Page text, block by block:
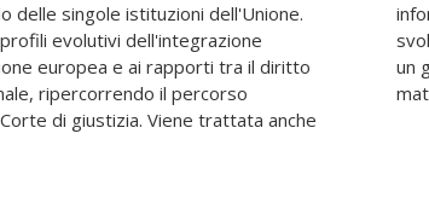
delle singole istituzioni dell'Unione.
evolutivi dell'integrazione
europea e ai rapporti tra il diritto
ripercorrendo il percorso
di giustizia. Viene trattata anche
tipologie di procedure che si
dell'Unione. È presente
di una rapida panoramica della